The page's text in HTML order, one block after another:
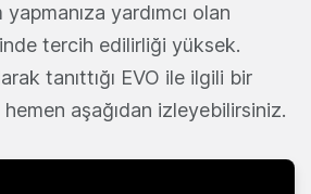
yardımcı olan
tercih edilirliği yüksek.
tanıttığı EVO ile ilgili bir
hemen aşağıdan izleyebilirsiniz.